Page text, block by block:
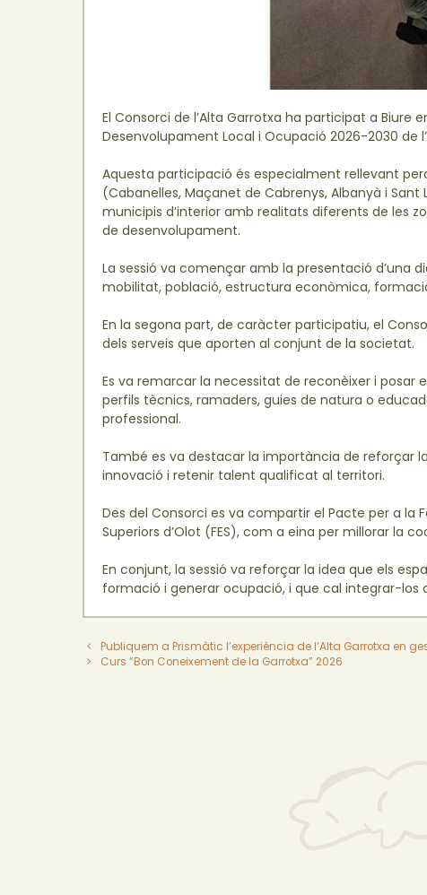
El Consorci de l’Alta Garrotxa ha participat a Biure
Desenvolupament Local i Ocupació 2026-2030 de
Aquesta participació és especialment rellevant
(Cabanelles, Maçanet de Cabrenys, Albanyà i
municipis d’interior amb realitats diferents de les
de desenvolupament.
La sessió va començar amb la presentació d’una
mobilitat, població, estructura econòmica,
En la segona part, de caràcter participatiu, el
dels serveis que aporten al conjunt de la societat.
Es va remarcar la necessitat de reconèixer i posar
perfils tècnics, ramaders, guies de natura o
professional.
També es va destacar la importància de reforçar
innovació i retenir talent qualificat al territori.
Des del Consorci es va compartir el Pacte per a la
Superiors d’Olot (FES), com a eina per millorar la
En conjunt, la sessió va reforçar la idea que els
formació i generar ocupació, i que cal integrar-
Publiquem a Prismàtic l’experiència de l’Alta Garrotxa en
Curs “Bon Coneixement de la Garrotxa” 2026